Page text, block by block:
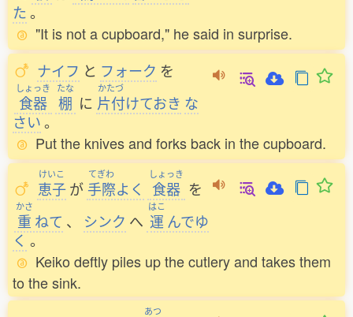
た 。
"It is not a cupboard," he said in surprise.
ナイフ と フォーク を
しょっき
食器
たな
棚 に
かたづ
片付けておき な
さい。
Put the knives and forks back in the cupboard.
けいこ
恵子 が
てぎわ
手際よく
しょっき
食器 を
かさ
重 ねて 、 シンク へ
はこ
運 んでゆ
く 。
Keiko deftly piles up the cutlery and takes them
to the sink.
あつ